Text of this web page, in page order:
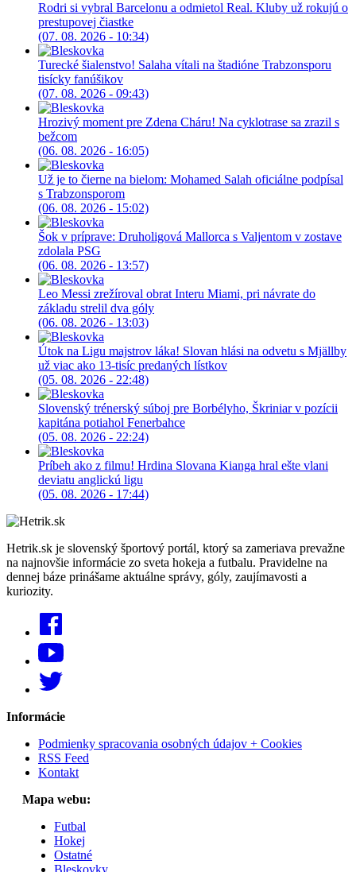
Rodri si vybral Barcelonu a odmietol Real. Kluby už rokujú o
prestupovej čiastke
(07. 08. 2026 - 10:34)
Turecké šialenstvo! Salaha vítali na štadióne Trabzonsporu
tisícky fanúšikov
(07. 08. 2026 - 09:43)
Hrozivý moment pre Zdena Cháru! Na cyklotrase sa zrazil s
bežcom
(06. 08. 2026 - 16:05)
Už je to čierne na bielom: Mohamed Salah oficiálne podpísal
s Trabzonsporom
(06. 08. 2026 - 15:02)
Šok v príprave: Druholigová Mallorca s Valjentom v zostave
zdolala PSG
(06. 08. 2026 - 13:57)
Leo Messi zrežíroval obrat Interu Miami, pri návrate do
základu strelil dva góly
(06. 08. 2026 - 13:03)
Útok na Ligu majstrov láka! Slovan hlási na odvetu s Mjällby
už viac ako 13-tisíc predaných lístkov
(05. 08. 2026 - 22:48)
Slovenský trénerský súboj pre Borbélyho, Škriniar v pozícii
kapitána potiahol Fenerbahce
(05. 08. 2026 - 22:24)
Príbeh ako z filmu! Hrdina Slovana Kianga hral ešte vlani
deviatu anglickú ligu
(05. 08. 2026 - 17:44)
Hetrik.sk je slovenský športový portál, ktorý sa zameriava prevažne
na najnovšie informácie zo sveta hokeja a futbalu. Pravidelne na
dennej báze prinášame aktuálne správy, góly, zaujímavosti a
kuriozity.
Informácie
Podmienky spracovania osobných údajov + Cookies
RSS Feed
Kontakt
Mapa webu:
Futbal
Hokej
Ostatné
Bleskovky